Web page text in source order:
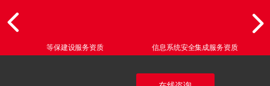
信息系统安全集成服务资质 信息安全服务风险评估资质